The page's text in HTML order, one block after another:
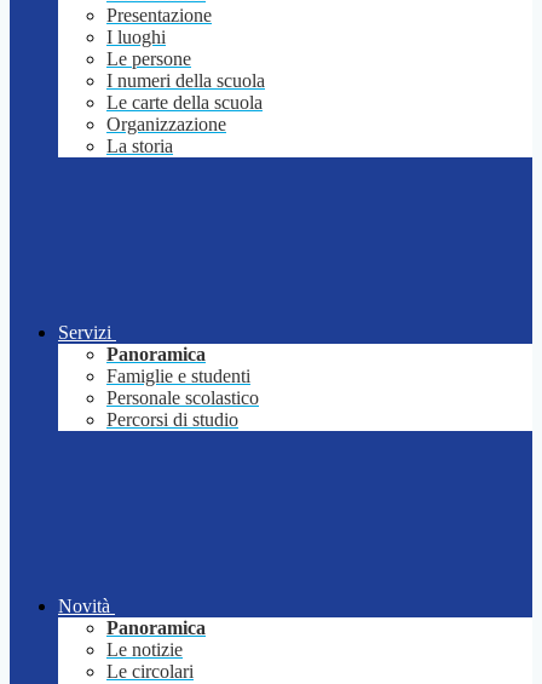
Presentazione
I luoghi
Le persone
I numeri della scuola
Le carte della scuola
Organizzazione
La storia
Servizi
Panoramica
Famiglie e studenti
Personale scolastico
Percorsi di studio
Novità
Panoramica
Le notizie
Le circolari